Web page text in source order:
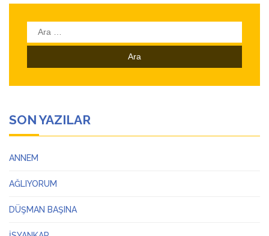
Arama:
SON YAZILAR
ANNEM
AĞLIYORUM
DÜŞMAN BAŞINA